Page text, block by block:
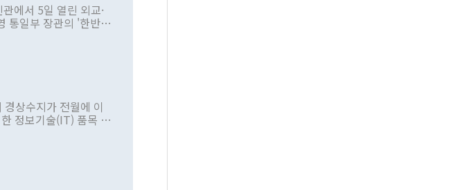
에서 5일 열린 외교·
통일부 장관의 '한반도
으로 추진하겠다고 공
놨다. 그동안 정 장
있지만 대통령과 유
은 이례적이다. 정 장
소리도 높아지고 있
상수지가 전월에 이
정보기술(IT) 품목 수